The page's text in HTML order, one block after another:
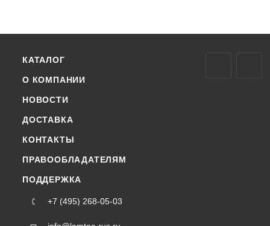
КАТАЛОГ
О КОМПАНИИ
НОВОСТИ
ДОСТАВКА
КОНТАКТЫ
ПРАВООБЛАДАТЕЛЯМ
ПОДДЕРЖКА
+7 (495) 268-05-03